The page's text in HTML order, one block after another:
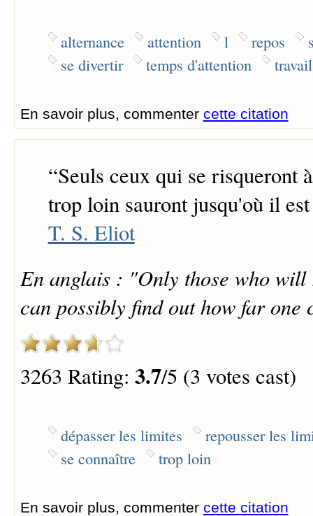
alternance attention l repos
se divertir
temps d'attention
En savoir plus, commenter cette citation
“Seuls ceux qui se risqueront
trop loin sauront jusqu'où il
T. S. Eliot
En anglais : "Only those who
can possibly find out how far one
3263 Rating: 3.7/5 (3 votes cast)
dépasser les limites
repousser les
se connaître
trop loin
En savoir plus, commenter cette citation